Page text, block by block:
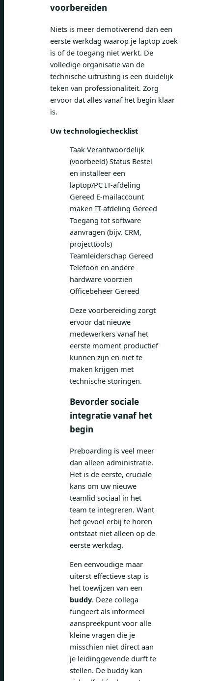
voorbereiden
Niets is meer demotiverend dan een
eerste werkdag waarop je laptop zoek
is of de toegang niet werkt. De
volledige organisatie van de
technische uitrusting is een duidelijk
teken van professionaliteit. Zorg
ervoor dat alles vanaf het begin klaar
is.
Uw technologiechecklist
Taak Verantwoordelijk
(voorbeeld) Status Bestel
en installeer een
laptop/PC IT-afdeling
Gereed E-mailaccount
maken IT-afdeling Gereed
Toegang tot software
aanvragen (bijv. CRM,
projecttools)
Teamleiderschap Gereed
Telefoon en andere
hardware voorzien
Officebeheer Gereed
Deze voorbereiding zorgt
ervoor dat nieuwe
medewerkers vanaf het
eerste moment productief
kunnen zijn en niet te
maken krijgen met
technische storingen.
Bevorder sociale
integratie vanaf het
begin
Preboarding is veel meer
dan alleen administratie.
Het is de eerste, cruciale
kans om uw nieuwe
teamlid sociaal in het
team te integreren. Want
het gevoel erbij te horen
ontstaat niet alleen op de
eerste werkdag.
Een eenvoudige maar
uiterst effectieve stap is
het toewijzen van een
buddy. Deze collega
fungeert als informeel
aanspreekpunt voor alle
kleine vragen die je
misschien niet direct aan
je leidinggevende durft te
stellen. De buddy kan